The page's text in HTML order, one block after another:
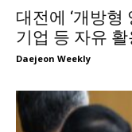
대전에 ‘개방형
기업 등 자유
Daejeon Weekly